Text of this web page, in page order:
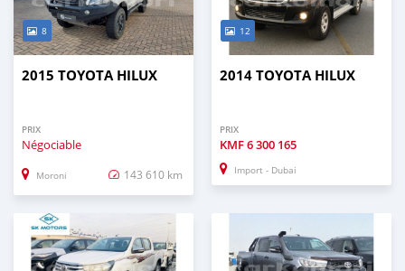
8
2015 TOYOTA HILUX
PRIX
Négociable
Moroni 143 610 km
12
2014 TOYOTA HILUX
PRIX
KMF6 300 165
Import - Dubai